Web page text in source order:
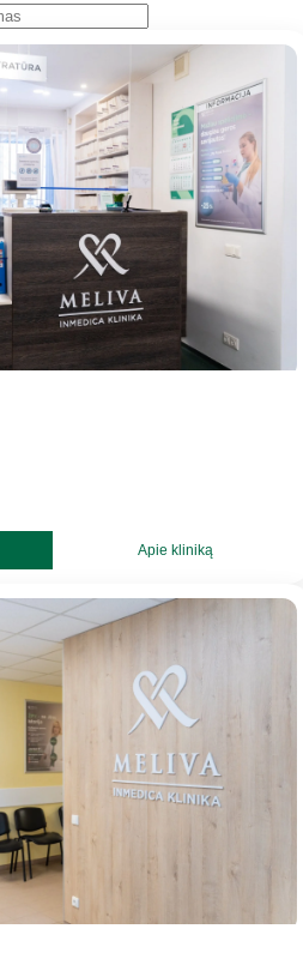
Apie kliniką